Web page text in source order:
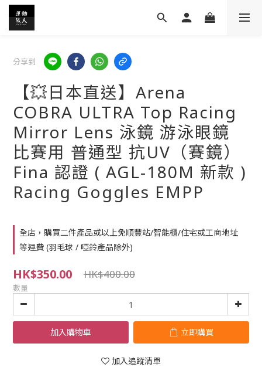
分享到
【💥日本直送】Arena
COBRA ULTRA Top Racing
Mirror Lens 泳鏡 游泳眼鏡
比賽用 普通型 抗UV（賽鏡）
Fina 認證 ( AGL-180M 新款 )
Racing Goggles EMPP
全店，購買二件產品或以上免順豐站/智能櫃/住宅或工商地址
等運費 (羽毛球 / 啞鈴產品除外)
HK$350.00 HK$400.00
數量
加入購物車 立即購買
加入追蹤清單